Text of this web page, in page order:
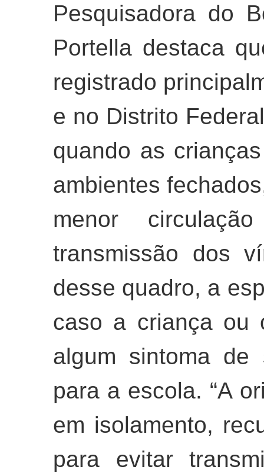
Pesquisadora do
Portella destaca
registrado
e no Distrito
quando as
ambientes
menor
transmissão dos
desse quadro, a
caso a criança ou
algum sintoma de
para a escola. “A
em isolamento,
para evitar